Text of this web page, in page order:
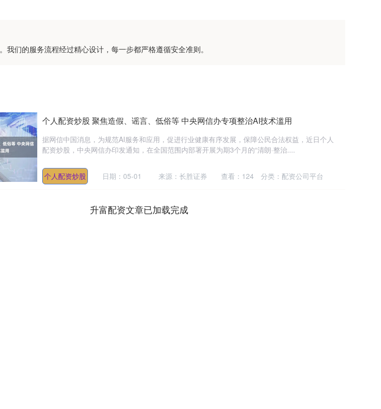
们的服务流程经过精心设计，每一步都严格遵循安全准则。
个人配资炒股 聚焦造假、谣言、低俗等 中央网信办专项整治AI技术滥用
据网信中国消息，为规范AI服务和应用，促进行业健康有序发展，保障公民合法权益，近日个人
配资炒股，中央网信办印发通知，在全国范围内部署开展为期3个月的“清朗·整治....
个人配资炒股 日期：05-01 来源：长胜证券 查看： 124 分类： 配资公司平台
升富配资文章已加载完成